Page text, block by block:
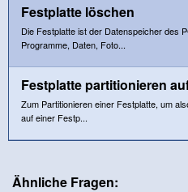
Festplatte löschen
Die Festplatte ist der Datenspeicher des
Programme, Daten, Foto...
Festplatte partitionieren
Zum Partitionieren einer Festplatte, um
auf einer Festp...
Ähnliche Fragen: